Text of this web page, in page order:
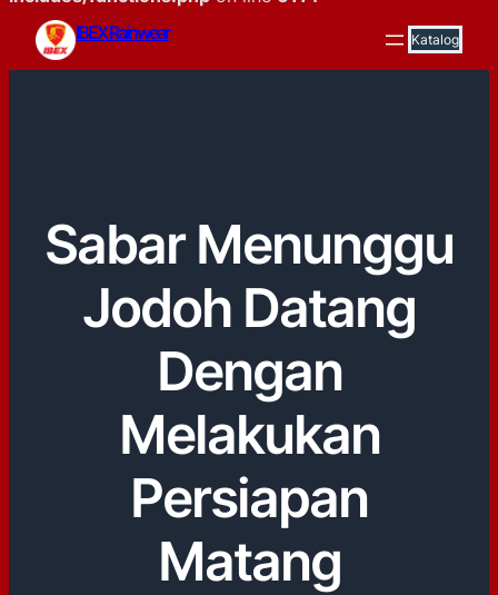
Skip
IBEX Rainwear Katalog
Sabar Menunggu
Jodoh Datang
Dengan
Melakukan
Persiapan
Matang